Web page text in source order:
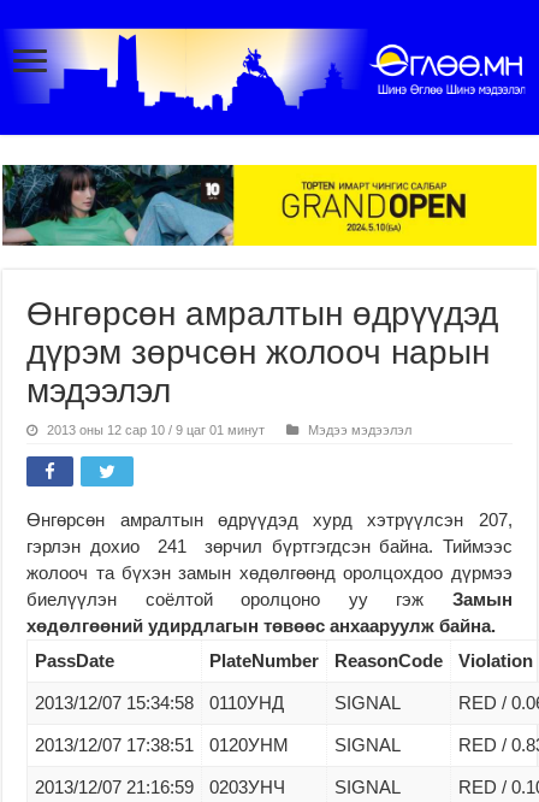
Өнгөрсөн амралтын өдрүүдэд
дүрэм зөрчсөн жолооч нарын
мэдээлэл
2013 оны 12 сар 10 / 9 цаг 01 минут Мэдээ мэдээлэл
Өнгөрсөн амралтын өдрүүдэд хурд хэтрүүлсэн 207,
гэрлэн дохио 241 зөрчил бүртгэгдсэн байна. Тиймээс
жолооч та бүхэн замын хөдөлгөөнд оролцохдоо дүрмээ
биелүүлэн соёлтой оролцоно уу гэж Замын
хөдөлгөөний удирдлагын төвөөс анхааруулж байна.
PassDate
PlateNumber ReasonCode Violation
2013/12/07 15:34:58 0110УНД SIGNAL RED /
2013/12/07 17:38:51 0120УНМ SIGNAL RED /
2013/12/07 21:16:59 0203УНЧ SIGNAL RED /